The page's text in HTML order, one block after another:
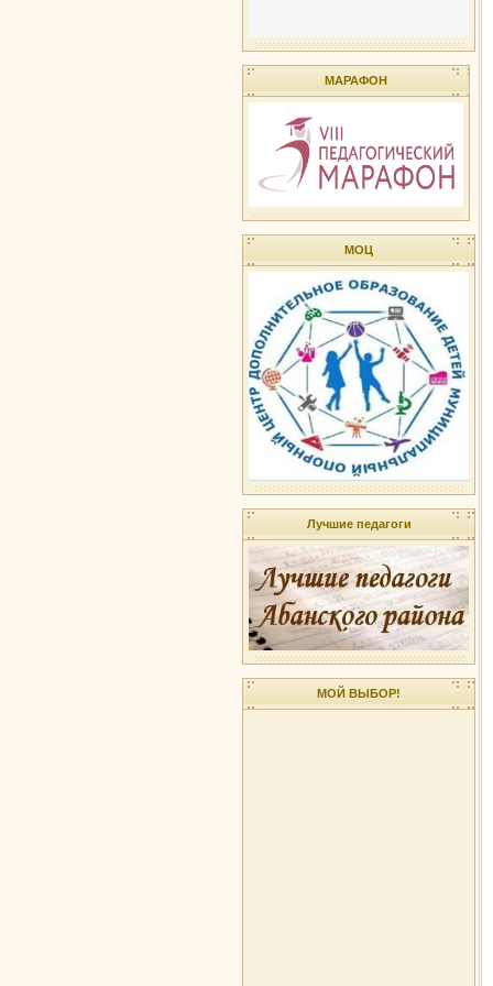
МАРАФОН
МОЦ
Лучшие педагоги
МОЙ ВЫБОР!